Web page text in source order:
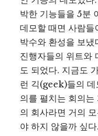
박한 기능들을 5분
데모할 때면 사람들
박수와 환성을 보냈
진행자들의 위트와
도 되었다. 지금도
런 긱(geek)들의 데
의를 펼치는 회의는
의 회사라면 거의
야 하지 않을까 싶다.